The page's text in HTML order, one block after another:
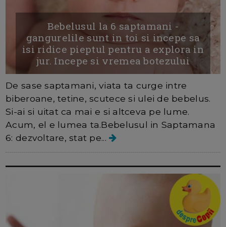
Bebelusul la 6 saptamani -
gangurelile sunt in toi si incepe sa
isi ridice pieptul pentru a explora in
jur. Incepe si vremea botezului
De sase saptamani, viata ta curge intre
biberoane, tetine, scutece si ulei de bebelus.
Si-ai si uitat ca mai e si altceva pe lume.
Acum, el e lumea ta.Bebelusul in Saptamana
6: dezvoltare, stat pe...